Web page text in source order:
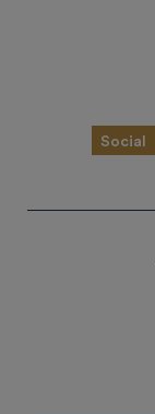
Social